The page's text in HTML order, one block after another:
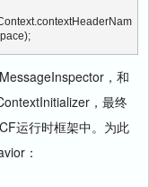
，和
，最终
运行时框架中。为此
：